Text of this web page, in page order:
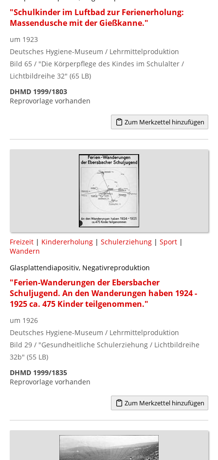
"Schulkinder im Luftbad zur Ferienerholung:
Massendusche mit der Gießkanne."
um 1923
Deutsches Hygiene-Museum / Lehrmittelproduktion
Bild 65 / "Die Körperpflege des Kindes im Schulalter /
Lichtbildreihe 32" (65 LB)
DHMD 1999/1803
Reprovorlage vorhanden
Zum Merkzettel hinzufügen
Freizeit | Kindererholung | Schulerziehung | Sport |
Wandern
Glasplattendiapositiv, Negativreproduktion
"Ferien-Wanderungen der Ebersbacher
Schuljugend. An den Wanderungen haben 1924 -
1925 ca. 475 Kinder teilgenommen."
um 1926
Deutsches Hygiene-Museum / Lehrmittelproduktion
Bild 29 / "Gesundheitliche Schulerziehung / Lichtbildreihe
32b" (55 LB)
DHMD 1999/1835
Reprovorlage vorhanden
Zum Merkzettel hinzufügen